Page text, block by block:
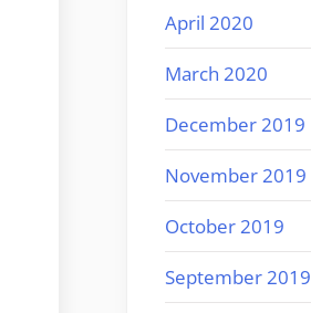
April 2020
March 2020
December 2019
November 2019
October 2019
September 2019